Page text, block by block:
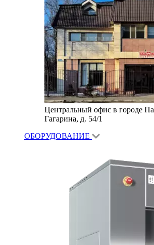
Центральный офис в городе
Гагарина, д. 54/1
ОБОРУДОВАНИЕ